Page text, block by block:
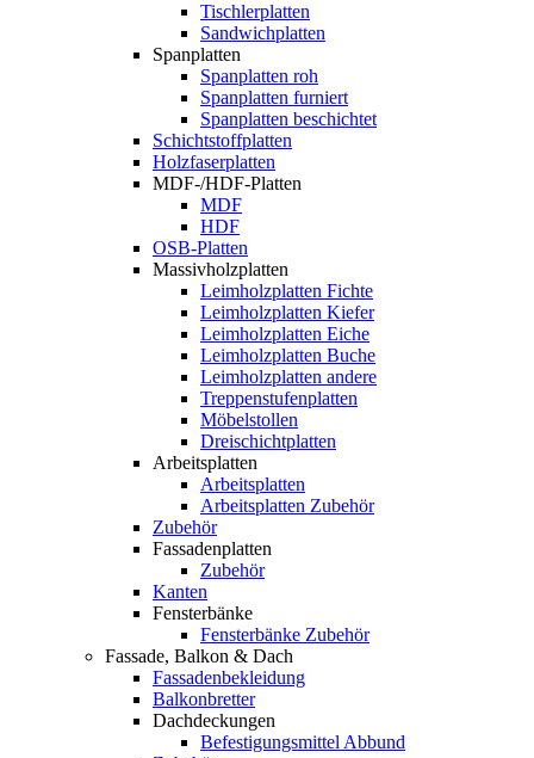
Tischlerplatten
Sandwichplatten
Spanplatten
Spanplatten roh
Spanplatten furniert
Spanplatten beschichtet
Schichtstoffplatten
Holzfaserplatten
MDF-/HDF-Platten
MDF
HDF
OSB-Platten
Massivholzplatten
Leimholzplatten Fichte
Leimholzplatten Kiefer
Leimholzplatten Eiche
Leimholzplatten Buche
Leimholzplatten andere
Treppenstufenplatten
Möbelstollen
Dreischichtplatten
Arbeitsplatten
Arbeitsplatten
Arbeitsplatten Zubehör
Zubehör
Fassadenplatten
Zubehör
Kanten
Fensterbänke
Fensterbänke Zubehör
Fassade, Balkon & Dach
Fassadenbekleidung
Balkonbretter
Dachdeckungen
Befestigungsmittel Abbund